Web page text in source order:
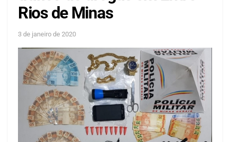
Rios de Minas
3 de janeiro de 2020